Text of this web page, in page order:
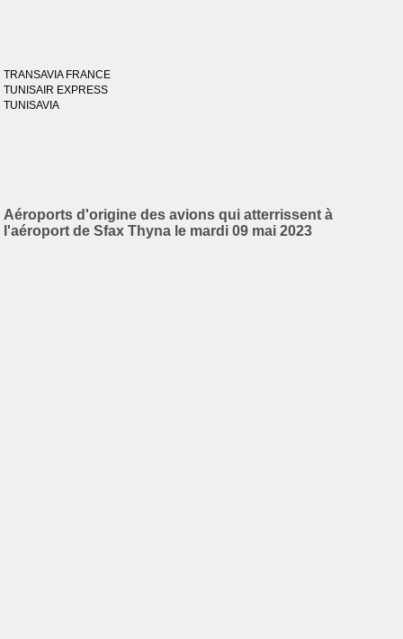
TRANSAVIA FRANCE
TUNISAIR EXPRESS
TUNISAVIA
Aéroports d'origine des avions qui atterrissent à
l'aéroport de Sfax Thyna le mardi 09 mai 2023